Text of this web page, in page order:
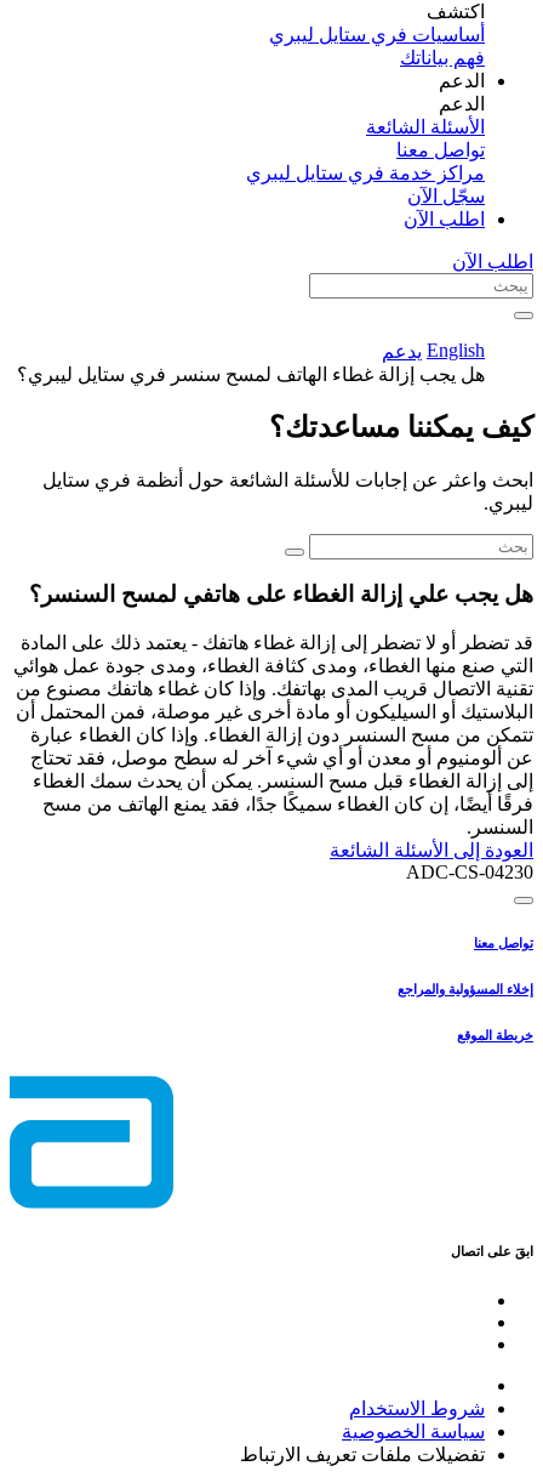
اكتشف​
أساسيات فري ستايل ليبري
فهم بياناتك
الدعم
الدعم
الأسئلة الشائعة
تواصل معنا
مراكز خدمة فري ستايل ليبري
سجّل الآن​
اطلب الآن
اطلب الآن
English يدعم
هل يجب إزالة غطاء الهاتف لمسح سنسر فري ستايل ليبري؟
كيف يمكننا مساعدتك؟
ابحث واعثر عن إجابات للأسئلة الشائعة حول أنظمة فري ستايل
ليبري.
هل يجب علي إزالة الغطاء على هاتفي لمسح السنسر؟
قد تضطر أو لا تضطر إلى إزالة غطاء هاتفك - يعتمد ذلك على المادة
التي صنع منها الغطاء، ومدى كثافة الغطاء، ومدى جودة عمل هوائي
تقنية الاتصال قريب المدى بهاتفك. وإذا كان غطاء هاتفك مصنوع من
البلاستيك أو السيليكون أو مادة أخرى غير موصلة، فمن المحتمل أن
تتمكن من مسح السنسر دون إزالة الغطاء. وإذا كان الغطاء عبارة
عن ألومنيوم أو معدن أو أي شيء آخر له سطح موصل، فقد تحتاج
إلى إزالة الغطاء قبل مسح السنسر. يمكن أن يحدث سمك الغطاء
فرقًا أيضًا، إن كان الغطاء سميكًا جدًا، فقد يمنع الهاتف من مسح
السنسر.
العودة إلى الأسئلة الشائعة
ADC-CS-04230
تواصل معنا
إخلاء المسؤولية والمراجع
خريطة الموقع
ابقَ على اتصال
شروط الاستخدام
سياسة الخصوصية
تفضيلات ملفات تعريف الارتباط